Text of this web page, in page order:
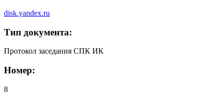
disk.yandex.ru
Тип документа:
Протокол заседания СПК ИК
Номер:
8